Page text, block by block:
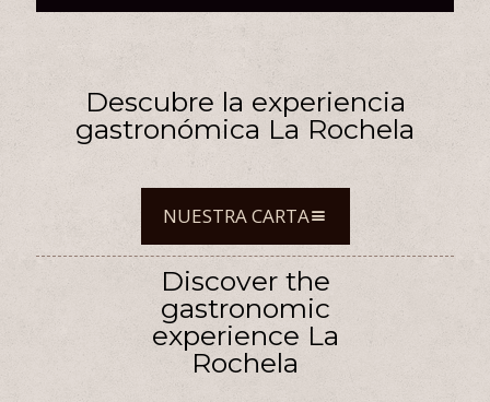
Descubre la experiencia
gastronómica La Rochela
NUESTRA CARTA
Discover the
gastronomic
experience La
Rochela